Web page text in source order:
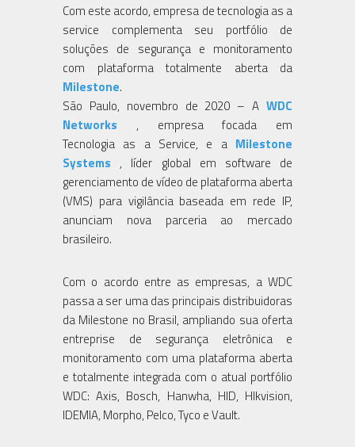
Com este acordo, empresa de tecnologia as a
service complementa seu portfólio de
soluções de segurança e monitoramento
com plataforma totalmente aberta da
Milestone.
São Paulo, novembro de 2020 – A WDC
Networks , empresa focada em
Tecnologia as a Service, e a Milestone
Systems , líder global em software de
gerenciamento de vídeo de plataforma aberta
(VMS) para vigilância baseada em rede IP,
anunciam nova parceria ao mercado
brasileiro.
Com o acordo entre as empresas, a WDC
passa a ser uma das principais distribuidoras
da Milestone no Brasil, ampliando sua oferta
entreprise de segurança eletrônica e
monitoramento com uma plataforma aberta
e totalmente integrada com o atual portfólio
WDC: Axis, Bosch, Hanwha, HID, HIkvision,
IDEMIA, Morpho, Pelco, Tyco e Vault.